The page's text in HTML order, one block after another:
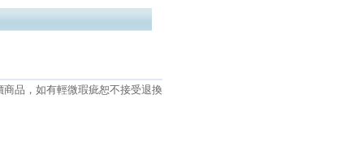
品，如有輕微瑕疵恕不接受退換